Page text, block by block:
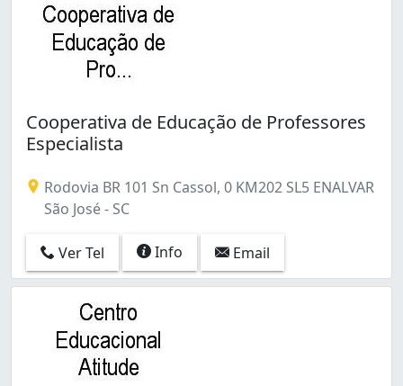
Cooperativa de Educação de Professores
Especialista
Rodovia BR 101 Sn Cassol, 0 KM202 SL5 ENALVAR
São José - SC
Ver Tel Info Email